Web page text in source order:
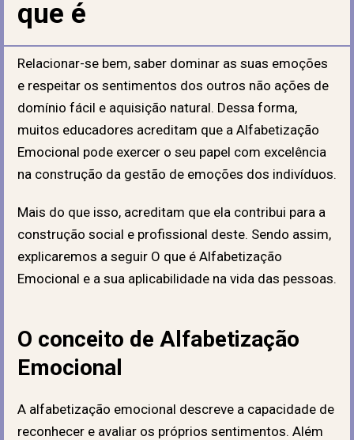
que é
Relacionar-se bem, saber dominar as suas emoções
e respeitar os sentimentos dos outros não ações de
domínio fácil e aquisição natural. Dessa forma,
muitos educadores acreditam que a Alfabetização
Emocional pode exercer o seu papel com excelência
na construção da gestão de emoções dos indivíduos.
Mais do que isso, acreditam que ela contribui para a
construção social e profissional deste. Sendo assim,
explicaremos a seguir O que é Alfabetização
Emocional e a sua aplicabilidade na vida das pessoas.
O conceito de Alfabetização
Emocional
A alfabetização emocional descreve a capacidade de
reconhecer e avaliar os próprios sentimentos. Além